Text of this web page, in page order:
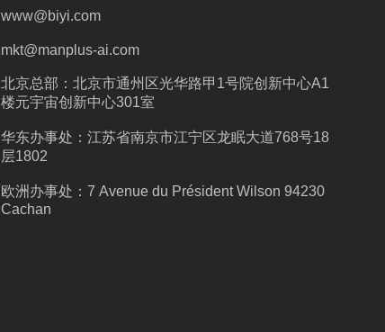
www@biyi.com
mkt@manplus-ai.com
北京总部：北京市通州区光华路甲1号院创新中心A1
楼元宇宙创新中心301室
华东办事处：江苏省南京市江宁区龙眠大道768号18
层1802
欧洲办事处：7 Avenue du Président Wilson 94230
Cachan